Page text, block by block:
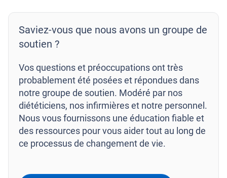
Saviez-vous que nous avons un groupe de
soutien ?
Vos questions et préoccupations ont très
probablement été posées et répondues dans
notre groupe de soutien. Modéré par nos
diététiciens, nos infirmières et notre personnel.
Nous vous fournissons une éducation fiable et
des ressources pour vous aider tout au long de
ce processus de changement de vie.